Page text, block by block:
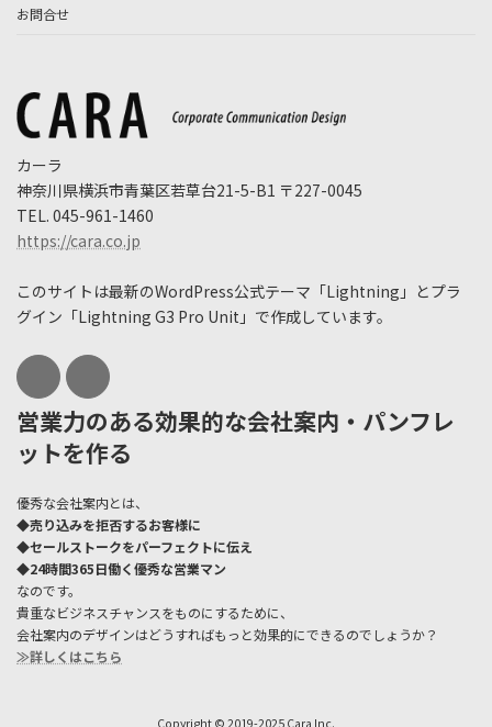
お問合せ
カーラ
神奈川県横浜市青葉区若草台21-5-B1 〒227-0045
TEL. 045-961-1460
https://cara.co.jp
このサイトは最新のWordPress公式テーマ「Lightning」とプラ
グイン「Lightning G3 Pro Unit」で作成しています。
営業力のある効果的な会社案内・パンフレ
ットを作る
優秀な会社案内とは、
◆売り込みを拒否するお客様に
◆セールストークをパーフェクトに伝え
◆24時間365日働く優秀な営業マン
なのです。
貴重なビジネスチャンスをものにするために、
会社案内のデザインはどうすればもっと効果的にできるのでしょうか？
≫詳しくはこちら
Copyright © 2019-2025 Cara Inc.